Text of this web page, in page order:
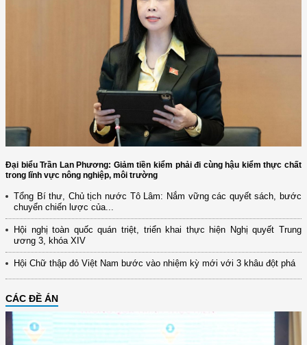
Đại biểu Trần Lan Phương: Giảm tiền kiểm phải đi cùng hậu kiểm thực chất
trong lĩnh vực nông nghiệp, môi trường
Tổng Bí thư, Chủ tịch nước Tô Lâm: Nắm vững các quyết sách, bước
chuyển chiến lược của...
Hội nghị toàn quốc quán triệt, triển khai thực hiện Nghị quyết Trung
ương 3, khóa XIV
Hội Chữ thập đỏ Việt Nam bước vào nhiệm kỳ mới với 3 khâu đột phá
CÁC ĐỀ ÁN